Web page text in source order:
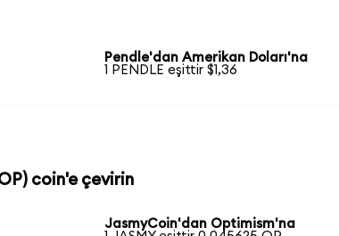
Pendle'dan Amerikan Doları'na
1 PENDLE eşittir $1,36
coin'e çevirin
JasmyCoin'dan Optimism'na